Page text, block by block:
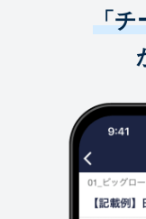
「チ